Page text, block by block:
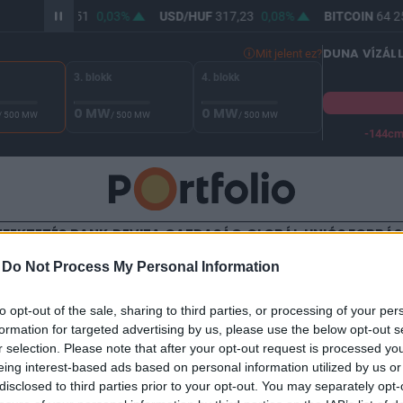
Do Not Process My Personal Information
opt-out of the sale, sharing to third parties, or processing of your
for targeted advertising by us, please use the below opt-out
selection. Please note that after your opt-out request is processed
interest-based ads based on personal information utilized by us
to third parties prior to your opt-out. You may separately
365,51 0,03% USD/HUF317,23 0,08% BITCOIN64
Mit jelent ez?
/ 500 MW
3. blokk
0 MW/ 500 MW
4. blokk
0 MW/ 500 MW
DUNA
-144cm
BANK DEVIZA GAZDASÁG GLOBÁL UNIÓS
átlaghozam: